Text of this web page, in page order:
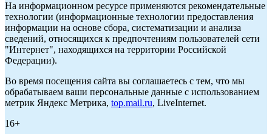
На информационном ресурсе применяются рекомендательные
технологии (информационные технологии предоставления
информации на основе сбора, систематизации и анализа
сведений, относящихся к предпочтениям пользователей сети
"Интернет", находящихся на территории Российской
Федерации).
Во время посещения сайта вы соглашаетесь с тем, что мы
обрабатываем ваши персональные данные с использованием
метрик Яндекс Метрика, top.mail.ru, LiveInternet.
16+